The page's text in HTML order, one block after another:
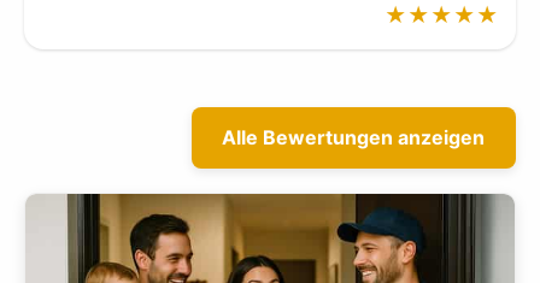
★★★★★
Alle Bewertungen anzeigen